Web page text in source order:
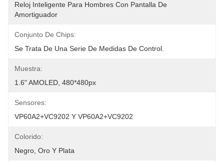
Reloj Inteligente Para Hombres Con Pantalla De
Amortiguador
Conjunto De Chips:
Se Trata De Una Serie De Medidas De Control.
Muestra:
1.6" AMOLED, 480*480px
Sensores:
VP60A2+VC9202 Y VP60A2+VC9202
Colorido:
Negro, Oro Y Plata